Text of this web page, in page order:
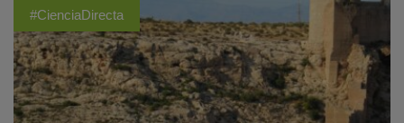
#CienciaDirecta